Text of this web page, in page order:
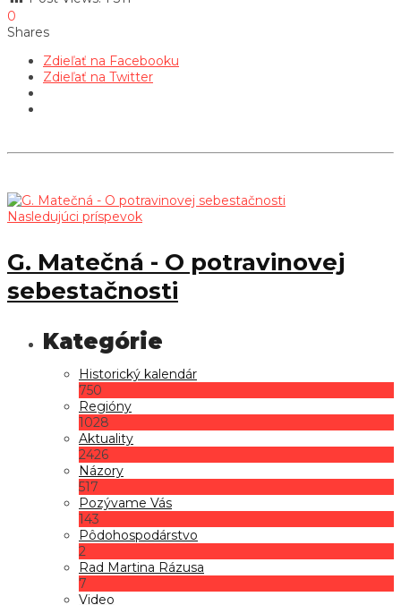
0
Shares
Zdieľať na Facebooku
Zdieľať na Twitter
Nasledujúci príspevok
G. Matečná - O potravinovej
sebestačnosti
Historický kalendár
750
Regióny
1028
Aktuality
2426
Názory
517
Pozývame Vás
143
Pôdohospodárstvo
2
Rad Martina Rázusa
7
Video